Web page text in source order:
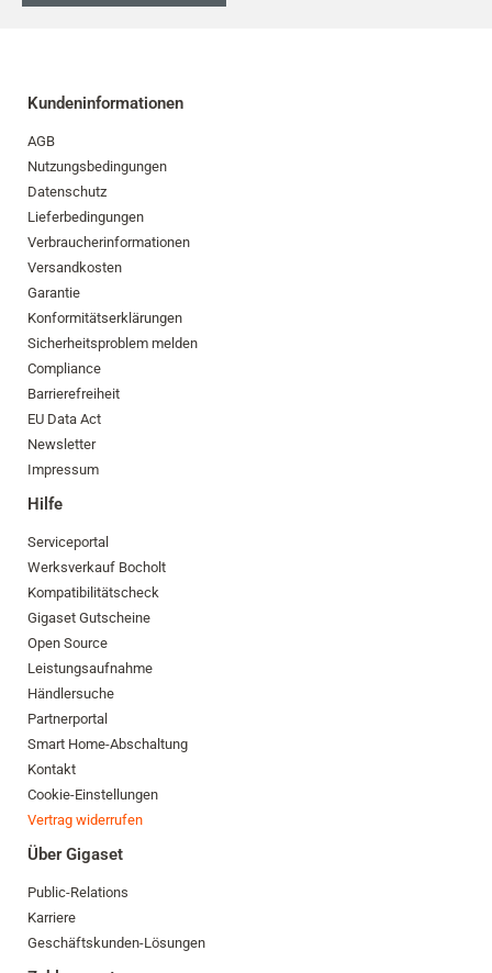
Kundeninformationen
AGB
Nutzungsbedingungen
Datenschutz
Lieferbedingungen
Verbraucherinformationen
Versandkosten
Garantie
Konformitätserklärungen
Sicherheitsproblem melden
Compliance
Barrierefreiheit
EU Data Act
Newsletter
Impressum
Hilfe
Serviceportal
Werksverkauf Bocholt
Kompatibilitätscheck
Gigaset Gutscheine
Open Source
Leistungsaufnahme
Händlersuche
Partnerportal
Smart Home-Abschaltung
Kontakt
Cookie-Einstellungen
Vertrag widerrufen
Über Gigaset
Public-Relations
Karriere
Geschäftskunden-Lösungen